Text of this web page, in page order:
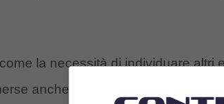
la necessità di individuare altri
anche nel match contro l’